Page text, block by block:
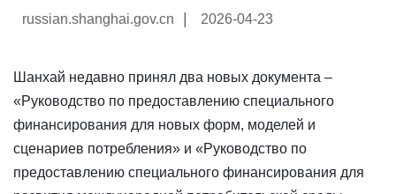
russian.shanghai.gov.cn 2026-04-23
Шанхай недавно принял два новых документа –
«Руководство по предоставлению специального
финансирования для новых форм, моделей и
сценариев потребления» и «Руководство по
предоставлению специального финансирования для